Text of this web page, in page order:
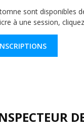
sont disponibles
à une session,